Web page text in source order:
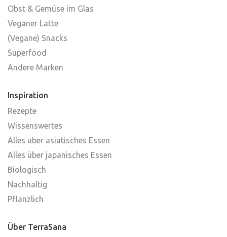
Obst & Gemüse im Glas
Veganer Latte
(Vegane) Snacks
Superfood
Andere Marken
Inspiration
Rezepte
Wissenswertes
Alles über asiatisches Essen
Alles über japanisches Essen
Biologisch
Nachhaltig
Pflanzlich
Über TerraSana